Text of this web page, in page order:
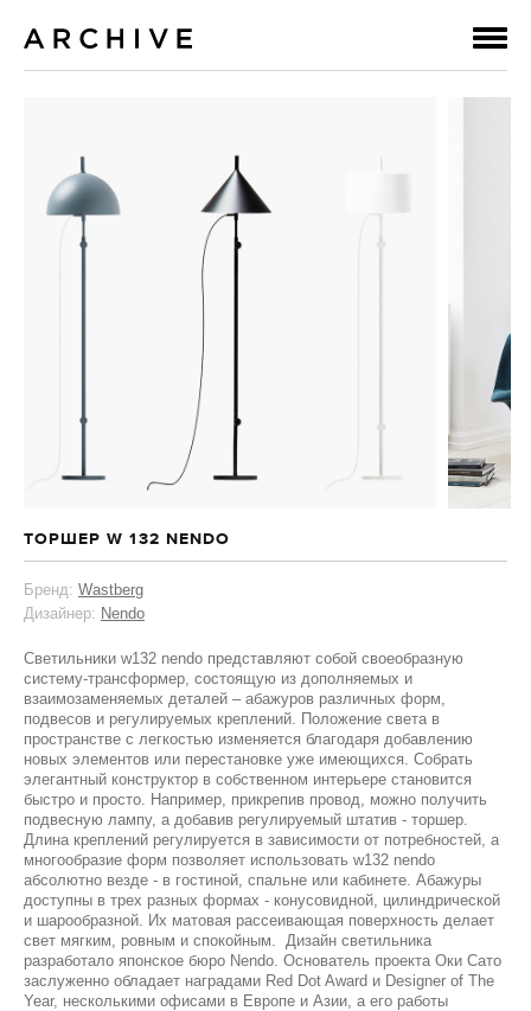
ТОРШЕР W 132 NENDO
Бренд: Wastberg
Дизайнер: Nendo
Светильники w132 nendo представляют собой своеобразную
систему-трансформер, состоящую из дополняемых и
взаимозаменяемых деталей – абажуров различных форм,
подвесов и регулируемых креплений. Положение света в
пространстве с легкостью изменяется благодаря добавлению
новых элементов или перестановке уже имеющихся. Собрать
элегантный конструктор в собственном интерьере становится
быстро и просто. Например, прикрепив провод, можно получить
подвесную лампу, а добавив регулируемый штатив - торшер.
Длина креплений регулируется в зависимости от потребностей, а
многообразие форм позволяет использовать w132 nendo
абсолютно везде - в гостиной, спальне или кабинете. Абажуры
доступны в трех разных формах - конусовидной, цилиндрической
и шарообразной. Их матовая рассеивающая поверхность делает
свет мягким, ровным и спокойным. Дизайн светильника
разработало японское бюро Nendo. Основатель проекта Оки Сато
заслуженно обладает наградами Red Dot Award и Designer of The
Year, несколькими офисами в Европе и Азии, а его работы